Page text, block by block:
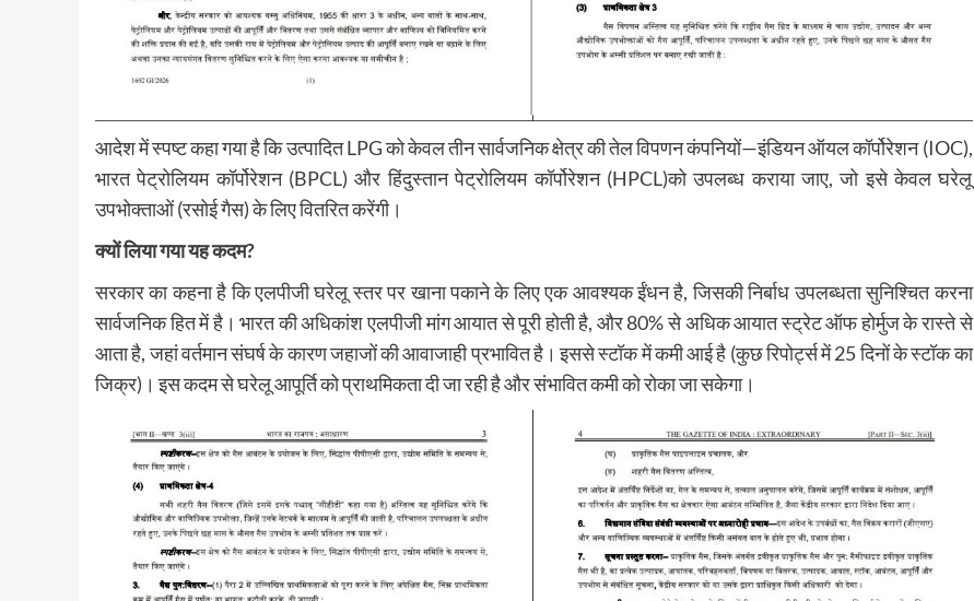
आदेश में स्पष्ट कहा गया है कि उत्पादित LPG को केवल तीन सार्वजनिक क्षेत्र की तेल विपणन कंपनियों—इंडियन ऑयल कॉर्पोरेशन (IOC),
भारत पेट्रोलियम कॉर्पोरेशन (BPCL) और हिंदुस्तान पेट्रोलियम कॉर्पोरेशन (HPCL)को उपलब्ध कराया जाए, जो इसे केवल घरेलू
उपभोक्ताओं (रसोई गैस) के लिए वितरित करेंगी।
क्यों लिया गया यह कदम?
सरकार का कहना है कि एलपीजी घरेलू स्तर पर खाना पकाने के लिए एक आवश्यक ईंधन है, जिसकी निर्बाध उपलब्धता सुनिश्चित करना
सार्वजनिक हित में है। भारत की अधिकांश एलपीजी मांग आयात से पूरी होती है, और 80% से अधिक आयात स्ट्रेट ऑफ होर्मुज के रास्ते से
आता है, जहां वर्तमान संघर्ष के कारण जहाजों की आवाजाही प्रभावित है। इससे स्टॉक में कमी आई है (कुछ रिपोर्ट्स में 25 दिनों के स्टॉक का
जिक्र)। इस कदम से घरेलू आपूर्ति को प्राथमिकता दी जा रही है और संभावित कमी को रोका जा सकेगा।